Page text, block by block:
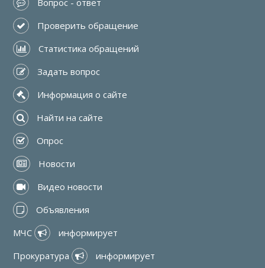
Проверить обращение
Статистика обращений
Задать вопрос
Информация о сайте
Найти на сайте
Опрос
Новости
Видео новости
Объявления
МЧС
информирует
Прокуратура
информирует